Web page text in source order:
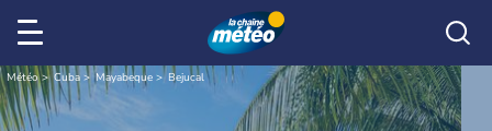
Météo Cuba Mayabeque Bejucal